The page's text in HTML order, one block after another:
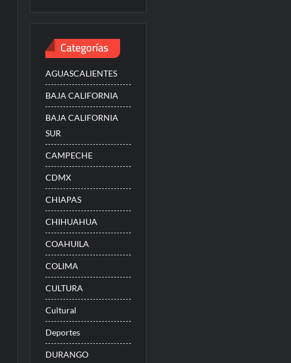
Categorías
AGUASCALIENTES
BAJA CALIFORNIA
BAJA CALIFORNIA
SUR
CAMPECHE
CDMX
CHIAPAS
CHIHUAHUA
COAHUILA
COLIMA
CULTURA
Cultural
Deportes
DURANGO